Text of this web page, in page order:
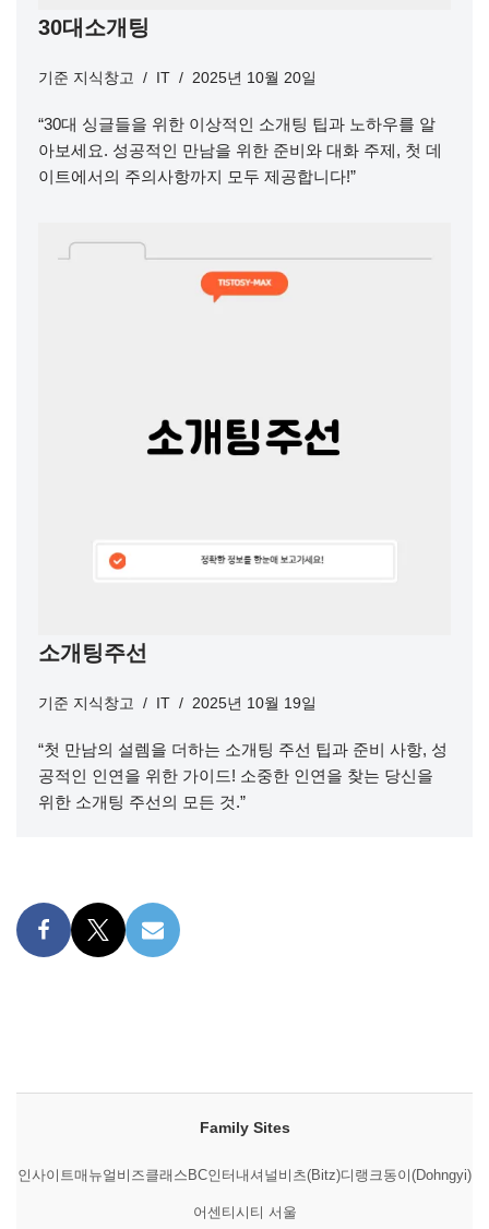
30대소개팅
기준 지식창고 IT 2025년 10월 20일
“30대 싱글들을 위한 이상적인 소개팅 팁과 노하우를 알
아보세요. 성공적인 만남을 위한 준비와 대화 주제, 첫 데
이트에서의 주의사항까지 모두 제공합니다!”
소개팅주선
기준 지식창고 IT 2025년 10월 19일
“첫 만남의 설렘을 더하는 소개팅 주선 팁과 준비 사항, 성
공적인 인연을 위한 가이드! 소중한 인연을 찾는 당신을
위한 소개팅 주선의 모든 것.”
Family Sites
인사이트매뉴얼 비즈클래스 BC인터내셔널 비츠(Bitz)디랭크동이(Dohngyi)
어센티시티 서울